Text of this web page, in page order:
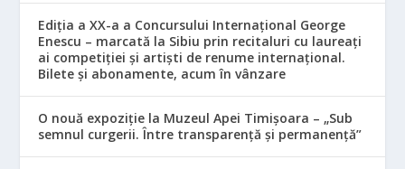
Ediția a XX-a a Concursului Internațional George
Enescu – marcată la Sibiu prin recitaluri cu laureați
ai competiției și artiști de renume internațional.
Bilete și abonamente, acum în vânzare
O nouă expoziție la Muzeul Apei Timișoara – „Sub
semnul curgerii. Între transparență și permanență”